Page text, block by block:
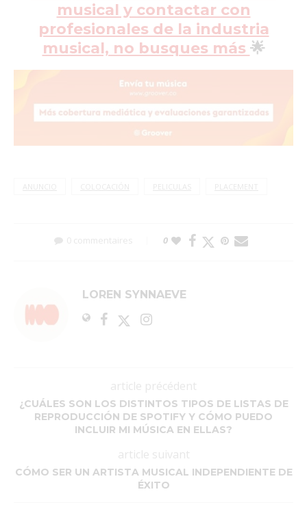
musical y contactar con
profesionales de la industria
musical, no busques más 🌟
ANUNCIO COLOCACIÓN PELICULAS PLACEMENT
0 commentaires 0
LOREN SYNNAEVE
article précédent
¿CUÁLES SON LOS DISTINTOS TIPOS DE LISTAS DE
REPRODUCCIÓN DE SPOTIFY Y CÓMO PUEDO
INCLUIR MI MÚSICA EN ELLAS?
article suivant
CÓMO SER UN ARTISTA MUSICAL INDEPENDIENTE DE
ÉXITO